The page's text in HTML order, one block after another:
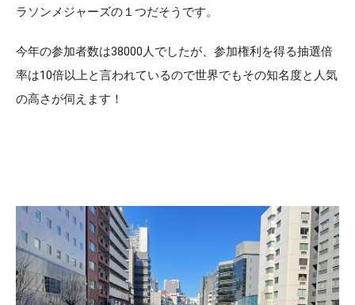
ラソンメジャーズの１つだそうです。
今年の参加者数は38000人でしたが、参加権利を得る抽選倍
率は10倍以上と言われているので世界でもその知名度と人気
の高さが伺えます！